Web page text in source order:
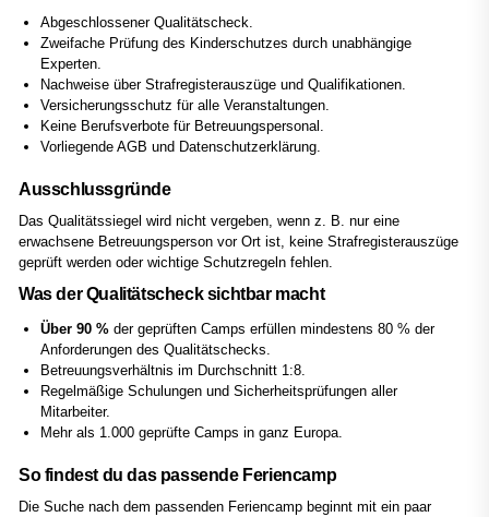
Abgeschlossener Qualitätscheck.
Zweifache Prüfung des Kinderschutzes durch unabhängige
Experten.
Nachweise über Strafregisterauszüge und Qualifikationen.
Versicherungsschutz für alle Veranstaltungen.
Keine Berufsverbote für Betreuungspersonal.
Vorliegende AGB und Datenschutzerklärung.
Ausschlussgründe
Das Qualitätssiegel wird nicht vergeben, wenn z. B. nur eine
erwachsene Betreuungsperson vor Ort ist, keine Strafregisterauszüge
geprüft werden oder wichtige Schutzregeln fehlen.
Was der Qualitätscheck sichtbar macht
Über 90 % der geprüften Camps erfüllen mindestens 80 % der
Anforderungen des Qualitätschecks.
Betreuungsverhältnis im Durchschnitt 1:8.
Regelmäßige Schulungen und Sicherheitsprüfungen aller
Mitarbeiter.
Mehr als 1.000 geprüfte Camps in ganz Europa.
So findest du das passende Feriencamp
Die Suche nach dem passenden Feriencamp beginnt mit ein paar